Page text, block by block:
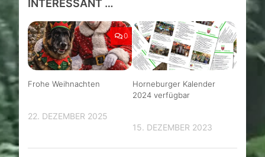
INTERESSANT …
0
Frohe Weihnachten
22. DEZEMBER 2025
Horneburger Kalender
2024 verfügbar
15. DEZEMBER 2023